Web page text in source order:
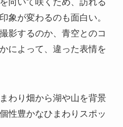
向いて咲くため、訪れる
象が変わるのも面白い。
影するのか、青空とのコ
によって、違った表情を
わり畑から湖や山を背景
性豊かなひまわりスポッ